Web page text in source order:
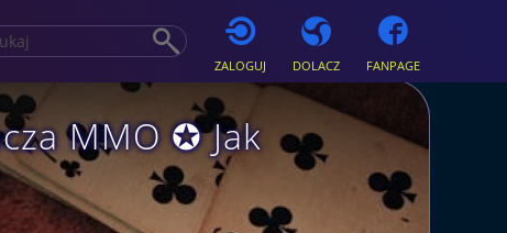
ZALOGUJ DOLACZ FANPAGE
MMO ✪ Jak